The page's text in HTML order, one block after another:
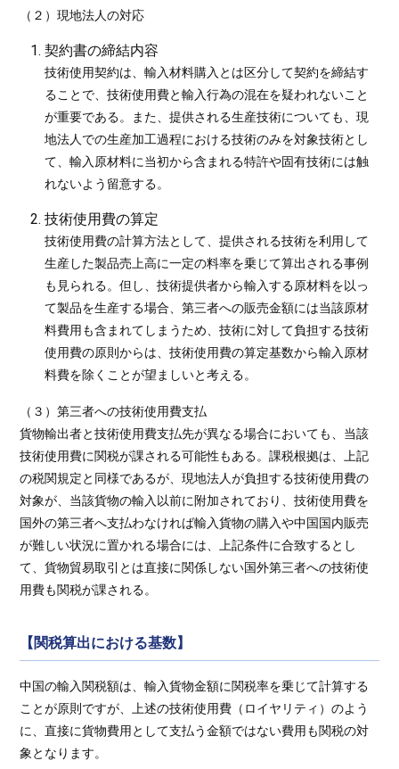
（２）現地法人の対応
契約書の締結内容
技術使用契約は、輸入材料購入とは区分して契約を締結す
ることで、技術使用費と輸入行為の混在を疑われないこと
が重要である。また、提供される生産技術についても、現
地法人での生産加工過程における技術のみを対象技術とし
て、輸入原材料に当初から含まれる特許や固有技術には触
れないよう留意する。
技術使用費の算定
技術使用費の計算方法として、提供される技術を利用して
生産した製品売上高に一定の料率を乗じて算出される事例
も見られる。但し、技術提供者から輸入する原材料を以っ
て製品を生産する場合、第三者への販売金額には当該原材
料費用も含まれてしまうため、技術に対して負担する技術
使用費の原則からは、技術使用費の算定基数から輸入原材
料費を除くことが望ましいと考える。
（３）第三者への技術使用費支払
貨物輸出者と技術使用費支払先が異なる場合においても、当該
技術使用費に関税が課される可能性もある。課税根拠は、上記
の税関規定と同様であるが、現地法人が負担する技術使用費の
対象が、当該貨物の輸入以前に附加されており、技術使用費を
国外の第三者へ支払わなければ輸入貨物の購入や中国国内販売
が難しい状況に置かれる場合には、上記条件に合致するとし
て、貨物貿易取引とは直接に関係しない国外第三者への技術使
用費も関税が課される。
【関税算出における基数】
中国の輸入関税額は、輸入貨物金額に関税率を乗じて計算する
ことが原則ですが、上述の技術使用費（ロイヤリティ）のよう
に、直接に貨物費用として支払う金額ではない費用も関税の対
象となります。